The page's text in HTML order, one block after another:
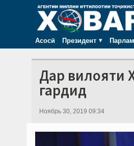
Асосӣ Президент
Дар вилояти
гардид
Ноябрь 30, 2019 09:34